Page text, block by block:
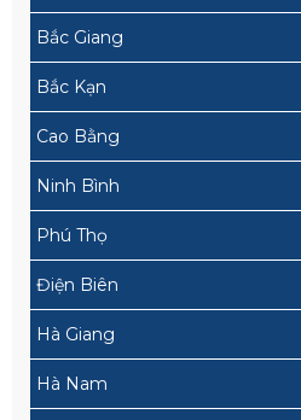
Bắc Giang
Bắc Kạn
Cao Bằng
Ninh Bình
Phú Thọ
Điện Biên
Hà Giang
Hà Nam